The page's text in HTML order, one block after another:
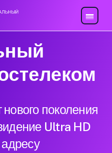
поколения
Ultra HD